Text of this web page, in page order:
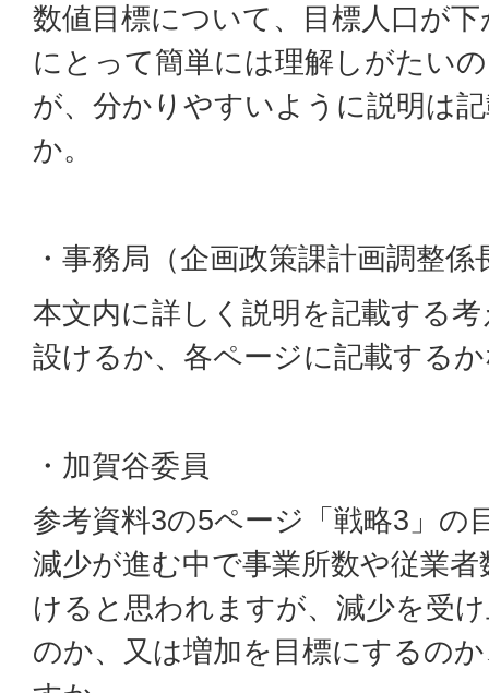
数値目標について、目標人口が
にとって簡単には理解しがたい
が、分かりやすいように説明は
か。
・事務局（企画政策課計画調整係
本文内に詳しく説明を記載する
設けるか、各ページに記載する
・加賀谷委員
参考資料3の5ページ「戦略3」の
減少が進む中で事業所数や従業
けると思われますが、減少を受
のか、又は増加を目標にするの